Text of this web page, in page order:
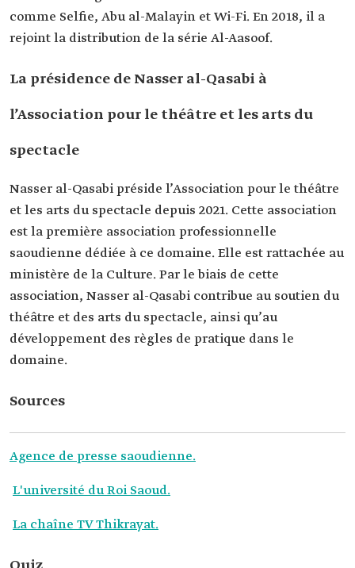
comme Selfie, Abu al-Malayin et Wi-Fi. En 2018, il a
rejoint la distribution de la série Al-Aasoof.
La présidence de Nasser al-Qasabi à
l’Association pour le théâtre et les arts du
spectacle
Nasser al-Qasabi préside l’Association pour le théâtre
et les arts du spectacle depuis 2021. Cette association
est la première association professionnelle
saoudienne dédiée à ce domaine. Elle est rattachée au
ministère de la Culture. Par le biais de cette
association, Nasser al-Qasabi contribue au soutien du
théâtre et des arts du spectacle, ainsi qu’au
développement des règles de pratique dans le
domaine.
Sources
Agence de presse saoudienne.
L'université du Roi Saoud.
La chaîne TV Thikrayat.